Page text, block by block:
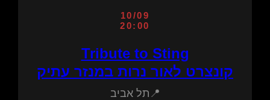
10/09
20:00
Tribute to Sting
קונצרט לאור נרות במנזר עתיק
📍תל אביב